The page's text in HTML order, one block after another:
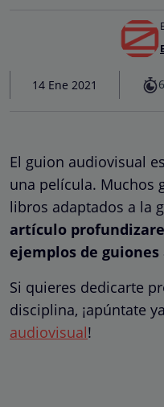
14 Ene 2021
El guion audiovisual
una película. Muchos
libros adaptados a la
artículo
ejemplos de guiones
Si quieres dedicarte
disciplina, ¡apúntate
audiovisual!